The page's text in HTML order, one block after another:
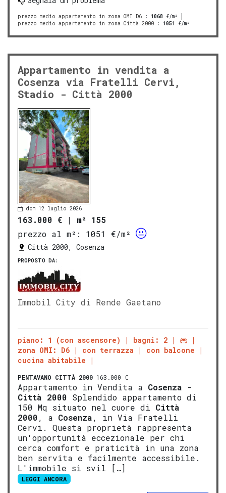
prezzo medio appartamento in zona OMI D6 : 1068 €/m²
prezzo medio appartamento in zona Città 2000 : 1051 €/m²
Appartamento in vendita a
Cosenza via Fratelli Cervi,
Stadio - Città 2000
dom 12 luglio 2026
163.000 € | m² 155
prezzo al m²:
1051 €/m²
Città 2000, Cosenza
PROPOSTO DA:
Immobil City di Rende Gaetano
piano: 1 (con ascensore)
bagni: 2
zona OMI: D6
con terrazza
con balcone
cucina abitabile
PENTAVANO CITTÀ 2000 163.000 €
Appartamento in Vendita a Cosenza -
Città 2000 Splendido appartamento di
150 Mq situato nel cuore di Città
2000, a Cosenza, in Via Fratelli
Cervi. Questa proprietà rappresenta
un'opportunità eccezionale per chi
cerca comfort e praticità in una zona
ben servita e facilmente accessibile.
L'immobile si svil […]
LEGGI ANCORA